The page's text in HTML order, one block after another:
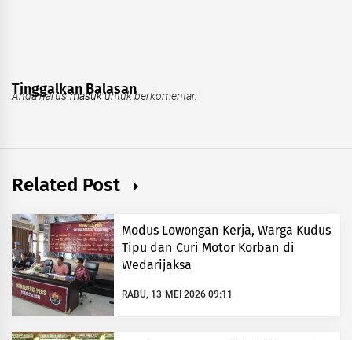
Tinggalkan Balasan
Anda harusmasukuntuk berkomentar.
Related Post
Modus Lowongan Kerja, Warga Kudus
Tipu dan Curi Motor Korban di
Wedarijaksa
RABU, 13 MEI 2026 09:11